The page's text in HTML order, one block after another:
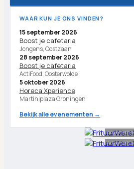
WAAR KUN JE ONS VINDEN?
15 september 2026
Boost je cafetaria
Jongens, Oostzaan
28 september 2026
Boost je cafetaria
ActiFood, Oosterwolde
5 oktober 2026
Horeca Xperience
Martiniplaza Groningen
Bekijk alle evenementen →
Advertentie
Advertentie